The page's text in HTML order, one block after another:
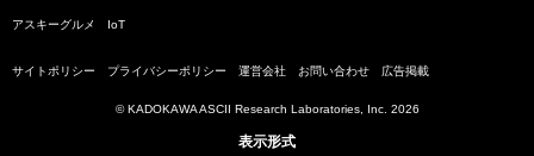
アスキーグルメ IoT
サイトポリシー プライバシーポリシー 運営会社 お問い合わせ 広告掲載
© KADOKAWA ASCII Research Laboratories, Inc. 2026
表示形式